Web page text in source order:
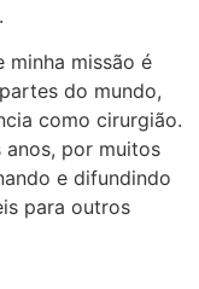
minha missão é
do mundo,
como cirurgião.
anos, por muitos
e difundindo
para outros